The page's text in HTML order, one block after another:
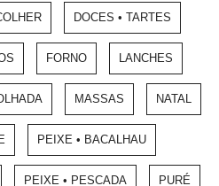
DOCES • TARTES
FORNO LANCHES
MASSAS NATAL
PEIXE • BACALHAU
PEIXE • PESCADA PURÉ